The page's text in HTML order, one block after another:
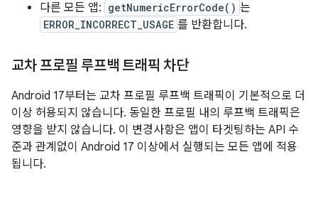
다른 모든 앱: getNumericErrorCode() 는
ERROR_INCORRECT_USAGE 를 반환합니다.
교차 프로필 루프백 트래픽 차단
Android 17부터는 교차 프로필 루프백 트래픽이 기본적으로 더
이상 허용되지 않습니다. 동일한 프로필 내의 루프백 트래픽은
영향을 받지 않습니다. 이 변경사항은 앱이 타겟팅하는 API 수
준과 관계없이 Android 17 이상에서 실행되는 모든 앱에 적용
됩니다.